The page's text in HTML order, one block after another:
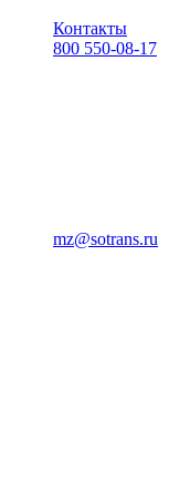
Контакты
800 550-08-17
mz@sotrans.ru